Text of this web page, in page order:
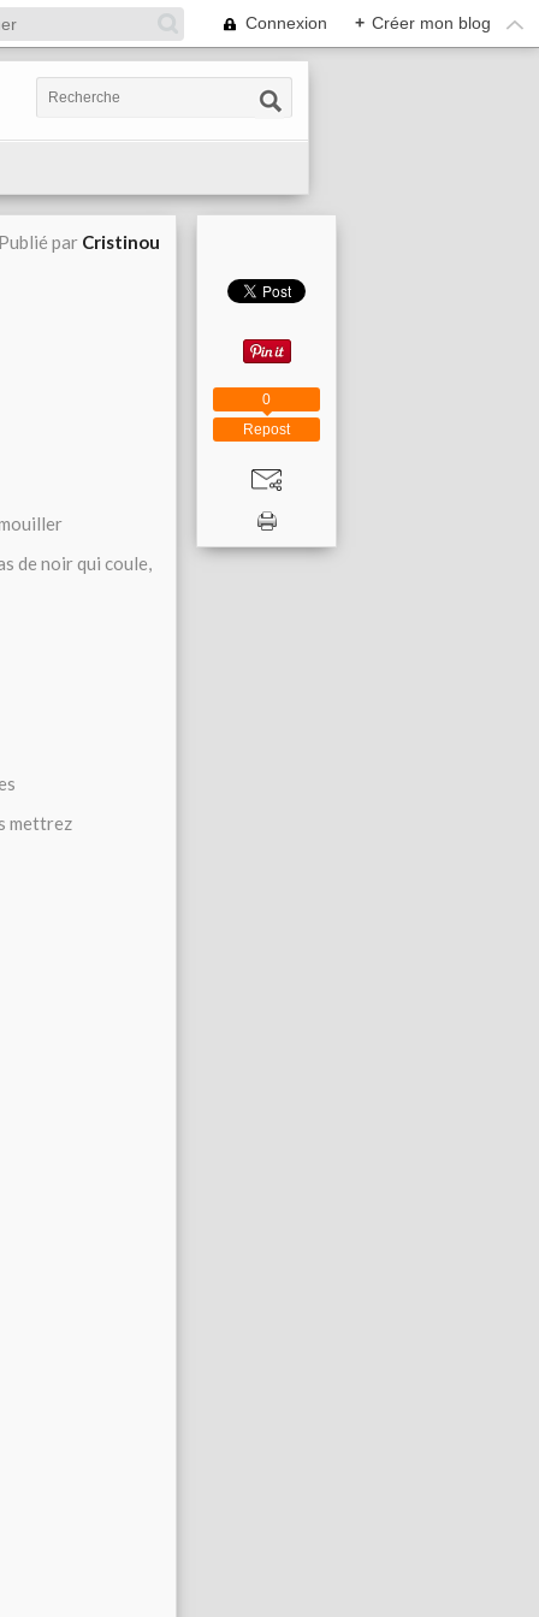
Connexion + Créer mon blog
Publié par Cristinou
de noir qui coule,
mettrez
Repost
0